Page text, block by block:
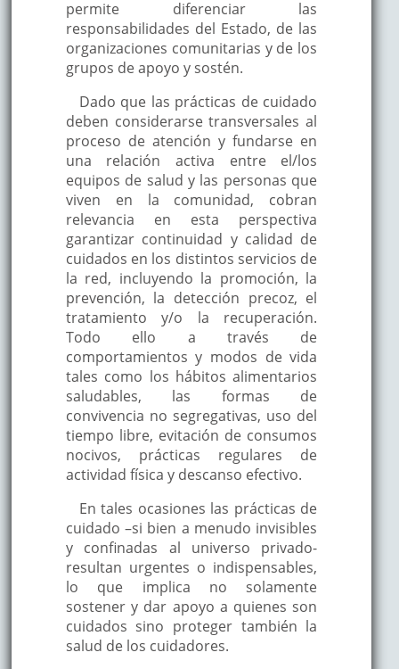
permite diferenciar las
responsabilidades del Estado, de las
organizaciones comunitarias y de los
grupos de apoyo y sostén.
Dado que las prácticas de cuidado
deben considerarse transversales al
proceso de atención y fundarse en
una relación activa entre el/los
equipos de salud y las personas que
viven en la comunidad, cobran
relevancia en esta perspectiva
garantizar continuidad y calidad de
cuidados en los distintos servicios de
la red, incluyendo la promoción, la
prevención, la detección precoz, el
tratamiento y/o la recuperación.
Todo ello a través de
comportamientos y modos de vida
tales como los hábitos alimentarios
saludables, las formas de
convivencia no segregativas, uso del
tiempo libre, evitación de consumos
nocivos, prácticas regulares de
actividad física y descanso efectivo.
En tales ocasiones las prácticas de
cuidado –si bien a menudo invisibles
y confinadas al universo privado-
resultan urgentes o indispensables,
lo que implica no solamente
sostener y dar apoyo a quienes son
cuidados sino proteger también la
salud de los cuidadores.